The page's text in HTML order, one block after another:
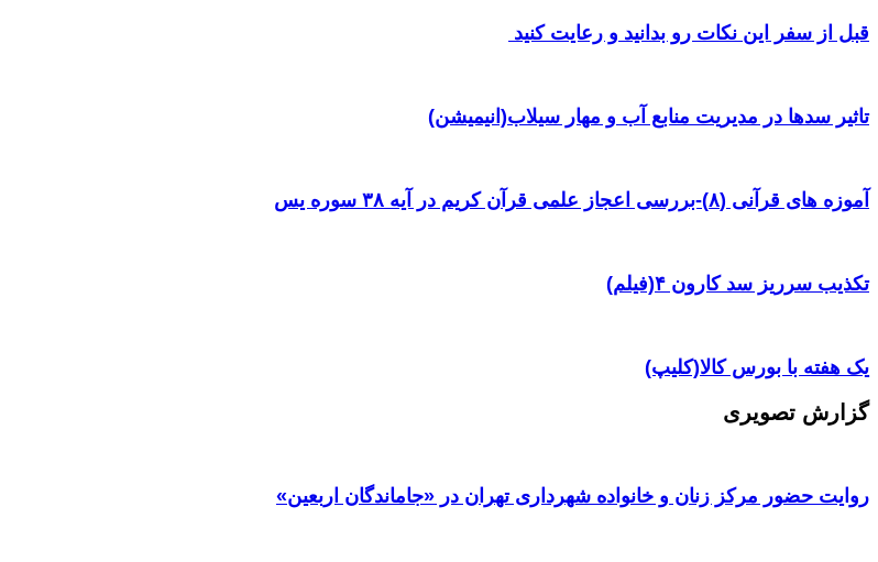
قبل از سفر این نکات رو بدانید و رعایت کنید ‌
تاثیر سدها در مدیریت منابع آب و مهار سیلاب(انیمیشن)
آموزه های قرآنی (۸)-بررسی اعجاز علمی قرآن کریم در آیه ۳۸ سوره یس
تکذیب سرریز سد کارون ۴(فیلم)
یک هفته با بورس کالا(کلیپ)
گزارش تصویری
روایت حضور مرکز زنان و خانواده شهرداری تهران در «جاماندگان اربعین»